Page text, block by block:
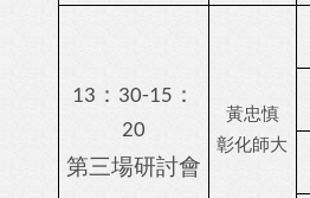
13 ： 30-15 ：
20
第三場研討會
黃忠慎
彰化師大